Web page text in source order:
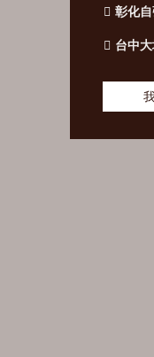
彰化
台中